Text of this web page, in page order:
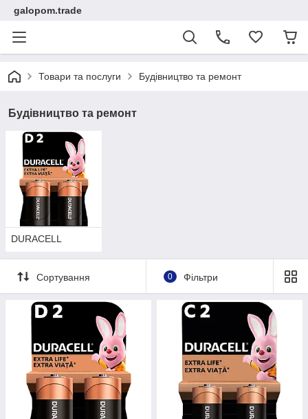
galopom.trade
Товари та послуги Будівництво та ремонт
Будівництво та ремонт
DURACELL
Сортування 0 Фільтри